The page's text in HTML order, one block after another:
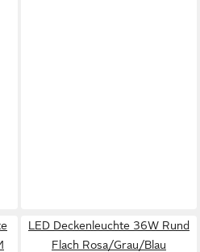
LED Deckenleuchte 36W Rund
Flach Rosa/Grau/Blau